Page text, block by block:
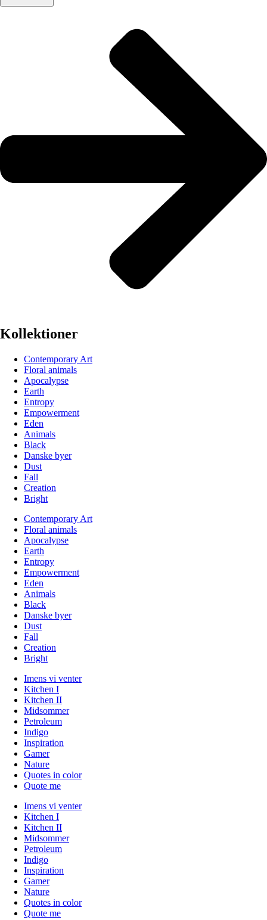
Kollektioner
Contemporary Art
Floral animals
Apocalypse
Earth
Entropy
Empowerment
Eden
Animals
Black
Danske byer
Dust
Fall
Creation
Bright
Contemporary Art
Floral animals
Apocalypse
Earth
Entropy
Empowerment
Eden
Animals
Black
Danske byer
Dust
Fall
Creation
Bright
Imens vi venter
Kitchen I
Kitchen II
Midsommer
Petroleum
Indigo
Inspiration
Gamer
Nature
Quotes in color
Quote me
Imens vi venter
Kitchen I
Kitchen II
Midsommer
Petroleum
Indigo
Inspiration
Gamer
Nature
Quotes in color
Quote me